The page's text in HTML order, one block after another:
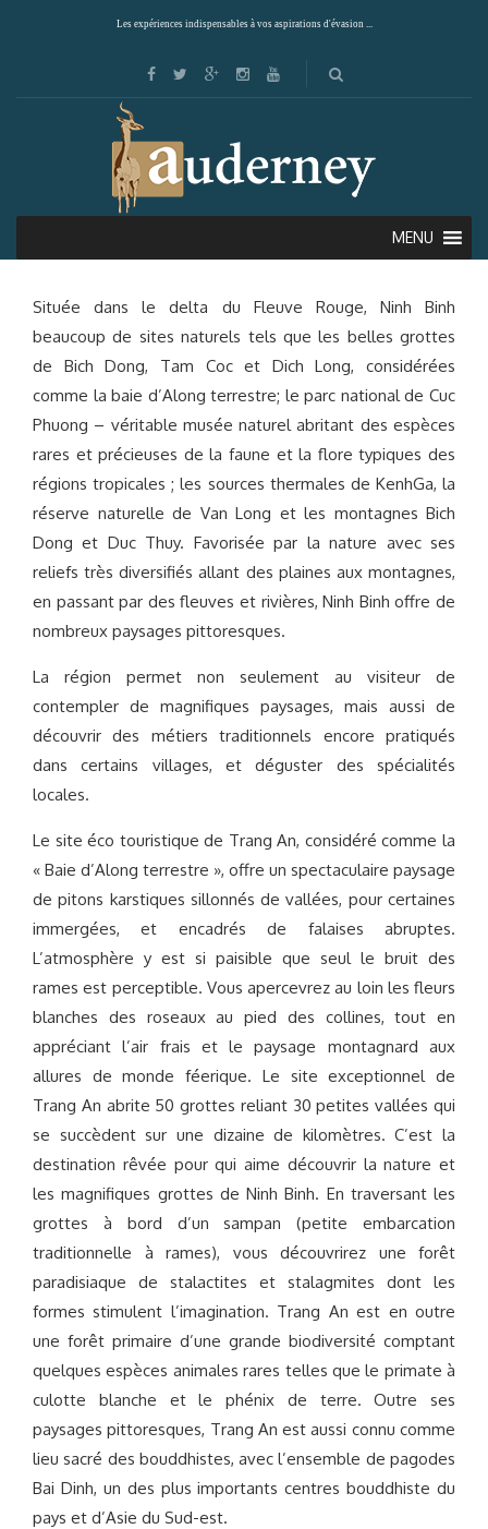
Les expériences indispensables à vos aspirations d'évasion ...
MENU
NINH BINH
Située dans le delta du Fleuve Rouge, Ninh Binh
beaucoup de sites naturels tels que les belles grottes
de Bich Dong, Tam Coc et Dich Long, considérées
comme la baie d’Along terrestre; le parc national de Cuc
Phuong – véritable musée naturel abritant des espèces
rares et précieuses de la faune et la flore typiques des
régions tropicales ; les sources thermales de KenhGa, la
réserve naturelle de Van Long et les montagnes Bich
Dong et Duc Thuy. Favorisée par la nature avec ses
reliefs très diversifiés allant des plaines aux montagnes,
en passant par des fleuves et rivières, Ninh Binh offre de
nombreux paysages pittoresques.
La région permet non seulement au visiteur de
contempler de magnifiques paysages, mais aussi de
découvrir des métiers traditionnels encore pratiqués
dans certains villages, et déguster des spécialités
locales.
Le site éco touristique de Trang An, considéré comme la
« Baie d’Along terrestre », offre un spectaculaire paysage
de pitons karstiques sillonnés de vallées, pour certaines
immergées, et encadrés de falaises abruptes.
L’atmosphère y est si paisible que seul le bruit des
rames est perceptible. Vous apercevrez au loin les fleurs
blanches des roseaux au pied des collines, tout en
appréciant l’air frais et le paysage montagnard aux
allures de monde féerique. Le site exceptionnel de
Trang An abrite 50 grottes reliant 30 petites vallées qui
se succèdent sur une dizaine de kilomètres. C’est la
destination rêvée pour qui aime découvrir la nature et
les magnifiques grottes de Ninh Binh. En traversant les
grottes à bord d’un sampan (petite embarcation
traditionnelle à rames), vous découvrirez une forêt
paradisiaque de stalactites et stalagmites dont les
formes stimulent l’imagination. Trang An est en outre
une forêt primaire d’une grande biodiversité comptant
quelques espèces animales rares telles que le primate à
culotte blanche et le phénix de terre. Outre ses
paysages pittoresques, Trang An est aussi connu comme
lieu sacré des bouddhistes, avec l’ensemble de pagodes
Bai Dinh, un des plus importants centres bouddhiste du
pays et d’Asie du Sud-est.